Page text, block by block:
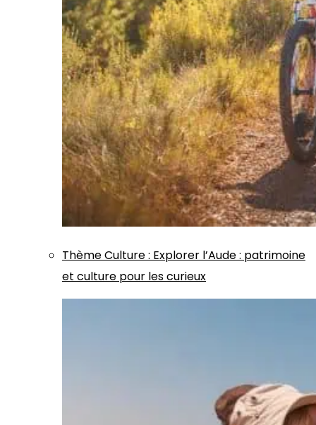
ThèmeCulture: Explorer l’Aude : patrimoine
et culture pour les curieux